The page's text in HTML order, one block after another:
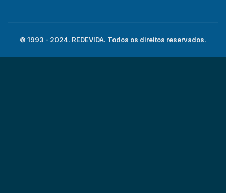
© 1993 - 2024. REDEVIDA. Todos os direitos reservados.